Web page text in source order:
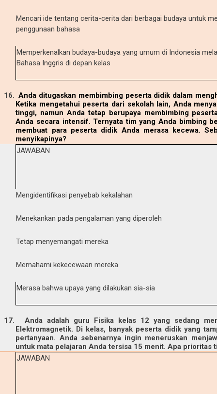
Mencari ide tentang cerita-cerita dari berbagai budaya untuk
penggunaan bahasa
Memperkenalkan budaya-budaya yang umum di Indonesia
Bahasa Inggris di depan kelas
16. Anda ditugaskan membimbing peserta didik dalam
Ketika mengetahui peserta dari sekolah lain, Anda
tinggi, namun Anda tetap berupaya membimbing
Anda secara intensif. Ternyata tim yang Anda bimbing
membuat para peserta didik Anda merasa kecewa.
menyikapinya?
JAWABAN
Mengidentifikasi penyebab kekalahan
Menekankan pada pengalaman yang diperoleh
Tetap menyemangati mereka
Memahami kekecewaan mereka
Merasa bahwa upaya yang dilakukan sia-sia
17.
Anda adalah guru Fisika kelas 12 yang sedang
Elektromagnetik. Di kelas, banyak peserta didik yang
pertanyaan. Anda sebenarnya ingin meneruskan
untuk mata pelajaran Anda tersisa 15 menit. Apa prioritas
JAWABAN